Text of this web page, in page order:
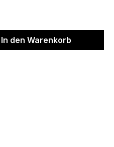
den
In den Warenkorb